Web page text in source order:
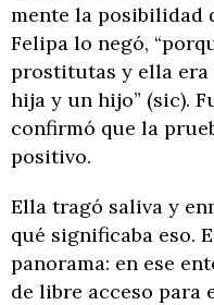
mente la posibilidad
Felipa lo negó,
prostitutas y ella era
hija y un hijo” (sic).
confirmó que la
positivo.
Ella tragó saliva y
qué significaba eso.
panorama: en ese
de libre acceso para